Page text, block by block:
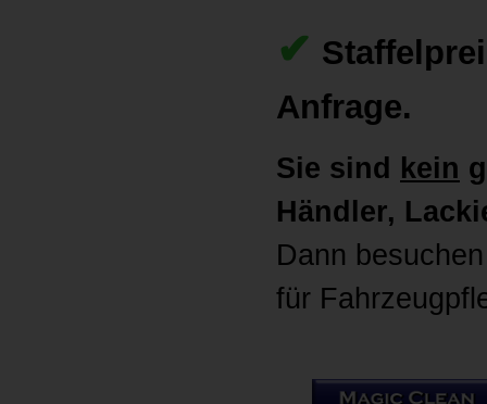
✔
Anfrage.
Sie sind kein
Händler,
Dann
für